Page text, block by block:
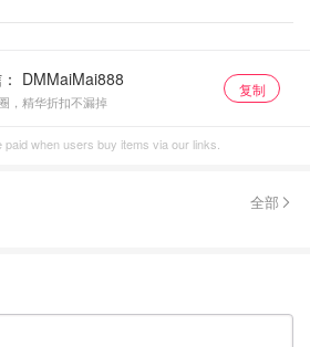
，精华折扣不漏掉
复制
paid when users buy items via our links.
全部